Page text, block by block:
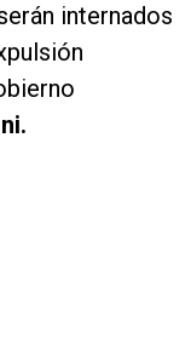
internados